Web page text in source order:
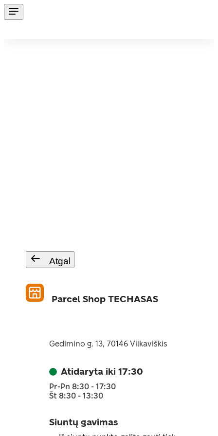
Atgal
Parcel Shop TECHASAS
Gedimino g. 13, 70146 Vilkaviškis
Atidaryta iki 17:30
Pr-Pn 8:30 - 17:30
Št 8:30 - 13:30
Siuntų gavimas